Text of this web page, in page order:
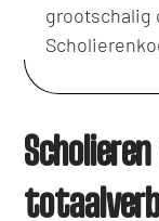
grootschalig